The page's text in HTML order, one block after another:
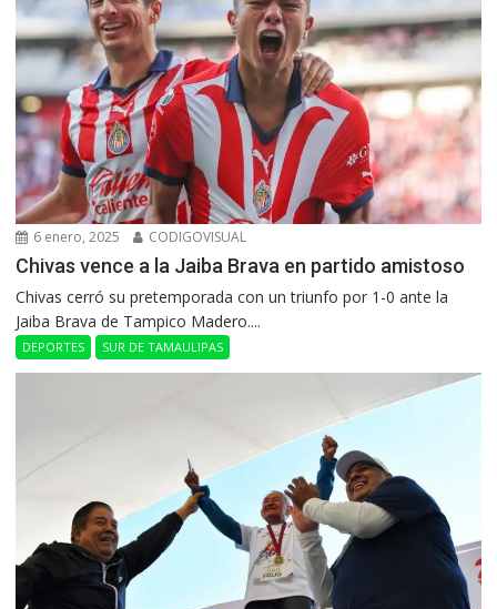
6 enero, 2025 CODIGOVISUAL
Chivas vence a la Jaiba Brava en partido amistoso
Chivas cerró su pretemporada con un triunfo por 1-0 ante la
Jaiba Brava de Tampico Madero....
DEPORTES SUR DE TAMAULIPAS